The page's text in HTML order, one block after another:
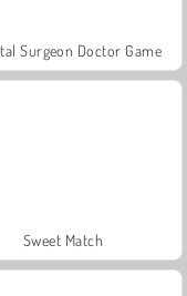
Surgeon Doctor Game
Sweet Match